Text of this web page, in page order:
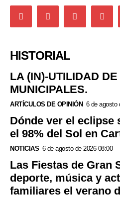
HISTORIAL
LA (IN)-UTILIDAD
MUNICIPALES.
ARTÍCULOS DE OPINIÓN 6 de agosto
Dónde ver el eclipse
el 98% del Sol en
NOTICIAS 6 de agosto de 2026 08:00
Las Fiestas de Gran
deporte, música y
familiares el verano